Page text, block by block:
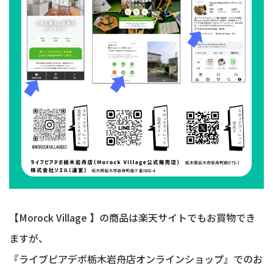
【Morock Village 】の商品は楽天サイトでもお買物でき
ますが、
『ライブピアデポ栃木岩舟店オンラインショップ』でのお